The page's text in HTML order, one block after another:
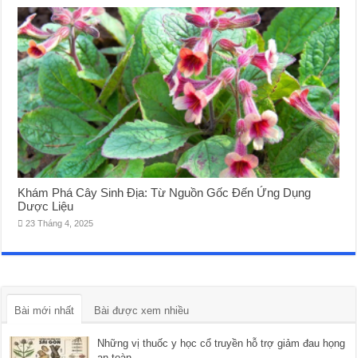
Khám Phá Cây Sinh Địa: Từ Nguồn Gốc Đến Ứng Dụng
Dược Liệu
23 Tháng 4, 2025
Bài mới nhất Bài được xem nhiều
Những vị thuốc y học cổ truyền hỗ trợ giảm đau họng